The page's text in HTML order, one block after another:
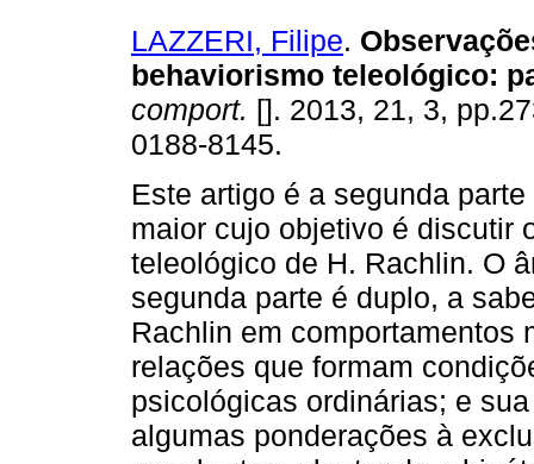
LAZZERI, Filipe.
behaviorismo teleológico:
comport. []. 2013, 21, 3,
0188-8145.
Este artigo é a segunda
maior cujo objetivo é discutir
teleológico de H. Rachlin. O
segunda parte é duplo, a
Rachlin em comportamentos
relações que formam
psicológicas ordinárias; e
algumas ponderações à